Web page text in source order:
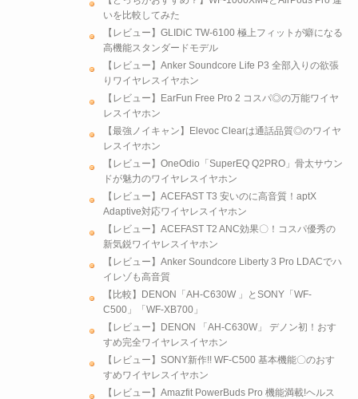
いを比較してみた
【レビュー】GLIDiC TW-6100 極上フィットが癖になる
高機能スタンダードモデル
【レビュー】Anker Soundcore Life P3 全部入りの欲張
りワイヤレスイヤホン
【レビュー】EarFun Free Pro 2 コスパ◎の万能ワイヤ
レスイヤホン
【最強ノイキャン】Elevoc Clearは通話品質◎のワイヤ
レスイヤホン
【レビュー】OneOdio「SuperEQ Q2PRO」骨太サウン
ドが魅力のワイヤレスイヤホン
【レビュー】ACEFAST T3 安いのに高音質！aptX
Adaptive対応ワイヤレスイヤホン
【レビュー】ACEFAST T2 ANC効果〇！コスパ優秀の
新気鋭ワイヤレスイヤホン
【レビュー】Anker Soundcore Liberty 3 Pro LDACでハ
イレゾも高音質
【比較】DENON「AH-C630W 」とSONY「WF-
C500」「WF-XB700」
【レビュー】DENON 「AH-C630W」 デノン初！おす
すめ完全ワイヤレスイヤホン
【レビュー】SONY新作!! WF-C500 基本機能〇のおす
すめワイヤレスイヤホン
【レビュー】Amazfit PowerBuds Pro 機能満載!ヘルス